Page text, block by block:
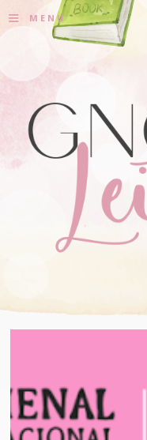
≡ MENU